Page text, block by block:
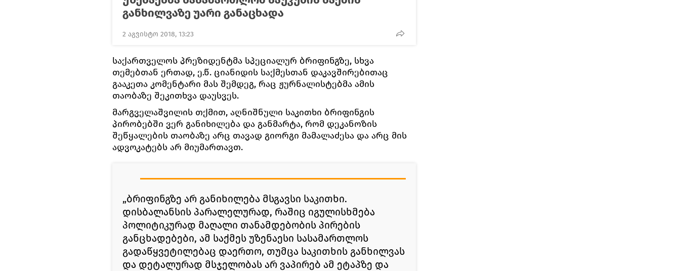
განხილვაზე უარი განაცხადა
2 აგვისტო 2018, 13:23
საქართველოს პრეზიდენტმა სპეციალურ ბრიფინგზე, სხვა
თემებთან ერთად, ე.წ. ციანიდის საქმესთან დაკავშირებითაც
გააკეთა კომენტარი მას შემდეგ, რაც ჟურნალისტებმა ამის
თაობაზე შეკითხვა დაუსვეს.
მარგველაშვილის თქმით, აღნიშნული საკითხი ბრიფინგის
პირობებში ვერ განიხილება და განმარტა, რომ დეკანოზის
შეწყალების თაობაზე არც თავად გიორგი მამალაძესა და არც მის
ადვოკატებს არ მიუმართავთ.
„ბრიფინგზე არ განიხილება მსგავსი საკითხი.
დისბალანსის პარალელურად, რაშიც იგულისხმება
პოლიტიკურად მაღალი თანამდებობის პირების
განცხადებები, ამ საქმეს უზენაესი სასამართლოს
გადაწყვეტილებაც დაერთო, თუმცა საკითხის განხილვას
და დეტალურად მსჯელობას არ ვაპირებ ამ ეტაპზე და